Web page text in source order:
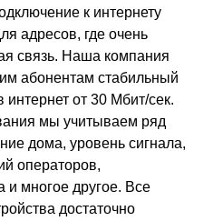
к интернету
адресов, где очень
связь. Наша компания
абонентам стабильный
от 30 Мбит/сек.
мы учитываем ряд
дома, уровень сигнала,
операторов,
и многое другое. Все
достаточно